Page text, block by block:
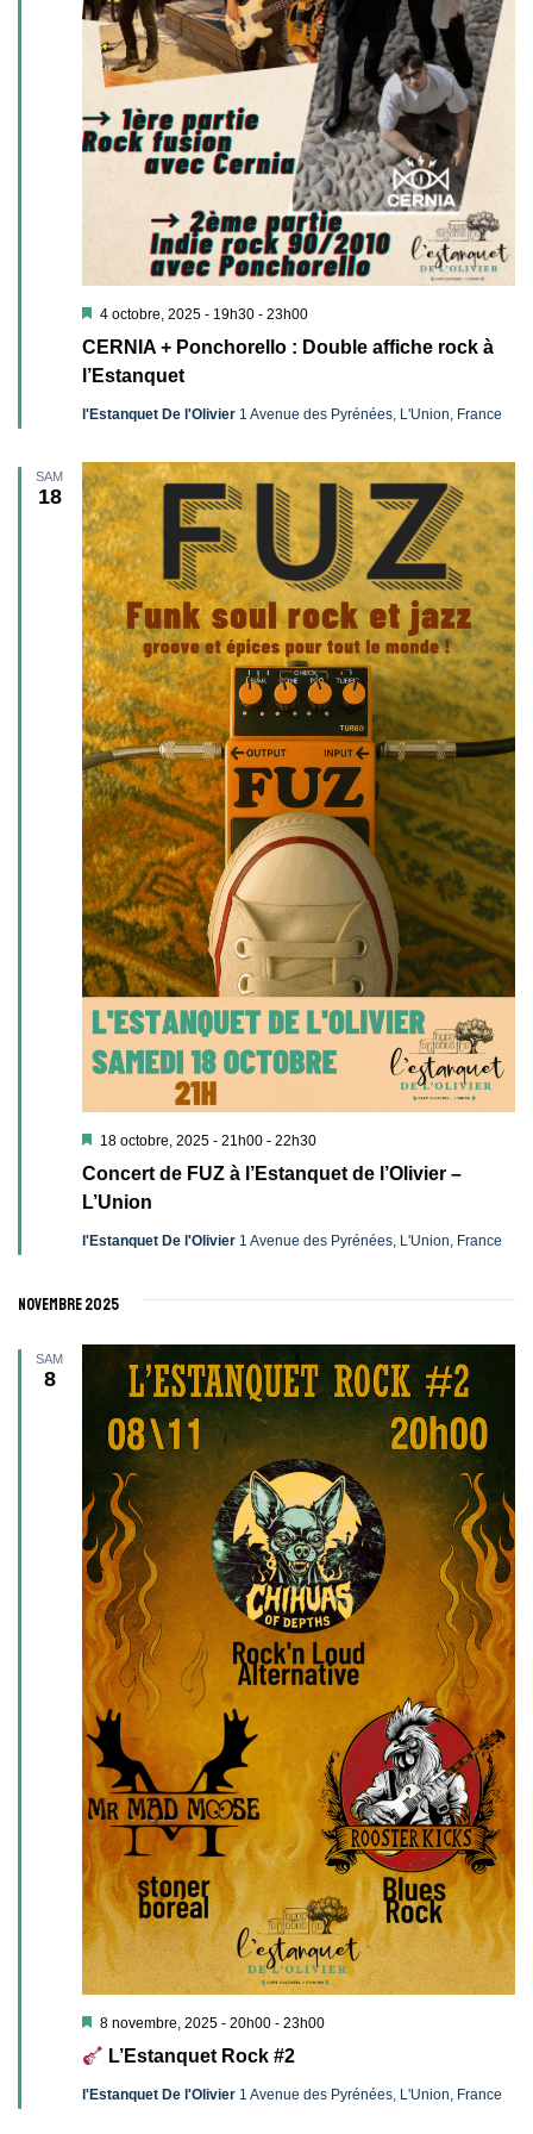
CERNIA + Ponchorello : Double affiche rock à
l’Estanquet
Mis
avant
4 octobre, 2025 - 19h30- 23h00
l'Estanquet De l'Olivier 1 Avenue des Pyrénées, L'Union, France
SAM
18
Concert de FUZ à l’Estanquet de l’Olivier –
L’Union
Mis
avant
18 octobre, 2025 - 21h00- 22h30
l'Estanquet De l'Olivier 1 Avenue des Pyrénées, L'Union, France
novembre 2025
SAM
8
L’Estanquet Rock #2
Mis
avant
8 novembre, 2025 - 20h00- 23h00
l'Estanquet De l'Olivier 1 Avenue des Pyrénées, L'Union, France